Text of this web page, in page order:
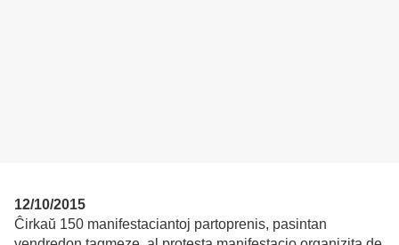
12/10/2015
Ĉirkaŭ 150 manifestaciantoj partoprenis, pasintan